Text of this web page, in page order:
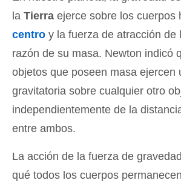
la Tierra ejerce sobre los cuerpos
centro y la fuerza de atracción de
razón de su masa. Newton indicó
objetos que poseen masa ejercen
gravitatoria sobre cualquier otro
independientemente de la
entre ambos.
La acción de la fuerza de
qué todos los cuerpos